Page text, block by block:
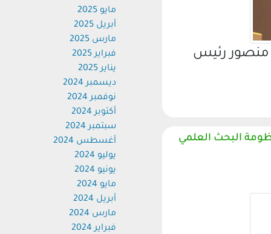
رئيس
البحث العلمي
مايو 2025
أبريل 2025
مارس 2025
فبراير 2025
يناير 2025
ديسمبر 2024
نوفمبر 2024
أكتوبر 2024
سبتمبر 2024
أغسطس 2024
يوليو 2024
يونيو 2024
مايو 2024
أبريل 2024
مارس 2024
فبراير 2024